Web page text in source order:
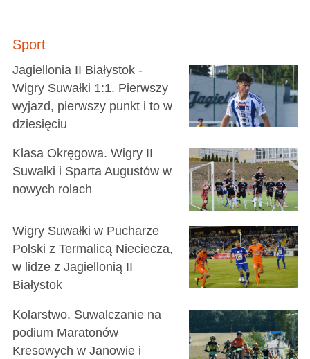
Sport
Jagiellonia II Białystok -
Wigry Suwałki 1:1. Pierwszy
wyjazd, pierwszy punkt i to w
dziesięciu
Klasa Okręgowa. Wigry II
Suwałki i Sparta Augustów w
nowych rolach
Wigry Suwałki w Pucharze
Polski z Termalicą Nieciecza,
w lidze z Jagiellonią II
Białystok
Kolarstwo. Suwalczanie na
podium Maratonów
Kresowych w Janowie i